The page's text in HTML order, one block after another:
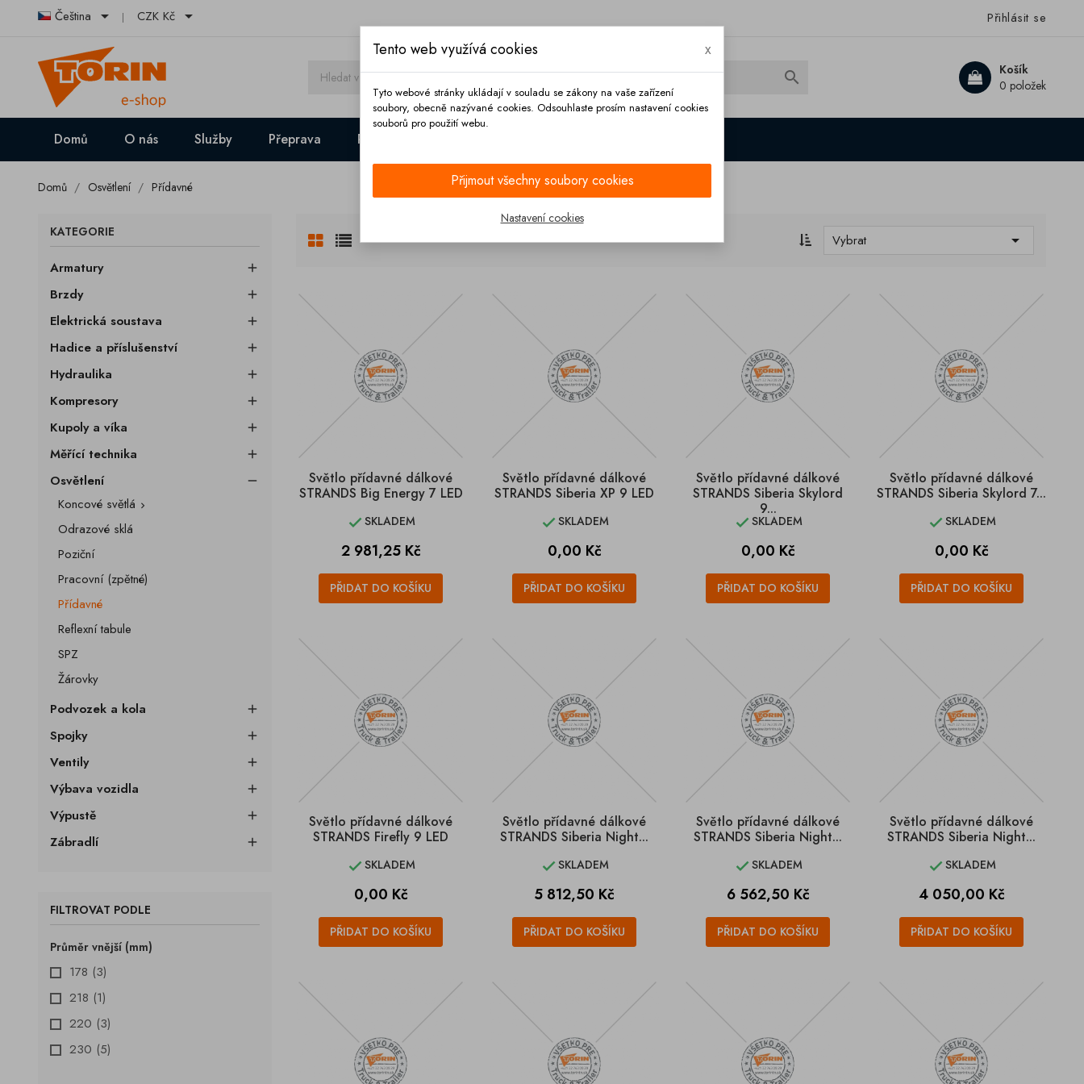
Čeština  CZK Kč  Přihlásit se
Košík
0 položek

Domů O nás Služby Přeprava Platba
Domů Osvětlení Přídavné
KATEGORIE
Armatury 
Brzdy 
Elektrická soustava 
Hadice a příslušenství 
Hydraulika 
Kompresory 
Kupoly a víka 
Měřící technika 
Osvětlení 
Koncové světlá 
Odrazové sklá
Poziční
Pracovní (zpětné)
Přídavné
Reflexní tabule
SPZ
Žárovky
Podvozek a kola

Spojky 
Ventily 
Výbava vozidla 
Výpustě 
Zábradlí 
FILTROVAT PODLE
Průměr vnější (mm)
178 (3)
218 (1)
220 (3)
230 (5)
Vybrat 
Světlo přídavné dálkové
STRANDS Big Energy 7 LED
SKLADEM
Cena
2 981,25 Kč
PŘIDAT DO KOŠÍKU
Světlo přídavné dálkové
STRANDS Siberia XP 9 LED
SKLADEM
Cena
0,00 Kč
PŘIDAT DO KOŠÍKU
Světlo přídavné dálkové
STRANDS Siberia Skylord
9...
SKLADEM
Cena
0,00 Kč
PŘIDAT DO KOŠÍKU
Světlo přídavné dálkové
STRANDS Siberia Skylord 7...
SKLADEM
Cena
0,00 Kč
PŘIDAT DO KOŠÍKU
Světlo přídavné dálkové
STRANDS Firefly 9 LED
SKLADEM
Cena
0,00 Kč
PŘIDAT DO KOŠÍKU
Světlo přídavné dálkové
STRANDS Siberia Night...
SKLADEM
Cena
5 812,50 Kč
PŘIDAT DO KOŠÍKU
Světlo přídavné dálkové
STRANDS Siberia Night...
SKLADEM
Cena
6 562,50 Kč
PŘIDAT DO KOŠÍKU
Světlo přídavné dálkové
STRANDS Siberia Night...
SKLADEM
Cena
4 050,00 Kč
PŘIDAT DO KOŠÍKU
Tento web využívá cookies x
Tyto webové stránky ukládají v souladu se zákony na vaše zařízení
soubory, obecně nazývané cookies. Odsouhlaste prosím nastavení cookies
souborů pro použití webu.
Přijmout všechny soubory cookies
Nastavení cookies